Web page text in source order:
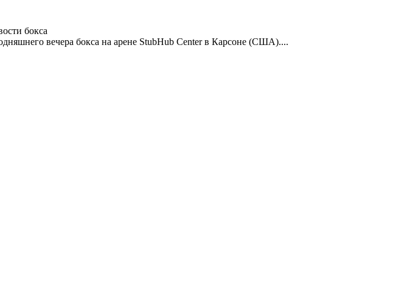
вечера бокса на арене StubHub Center в Карсоне (США)....